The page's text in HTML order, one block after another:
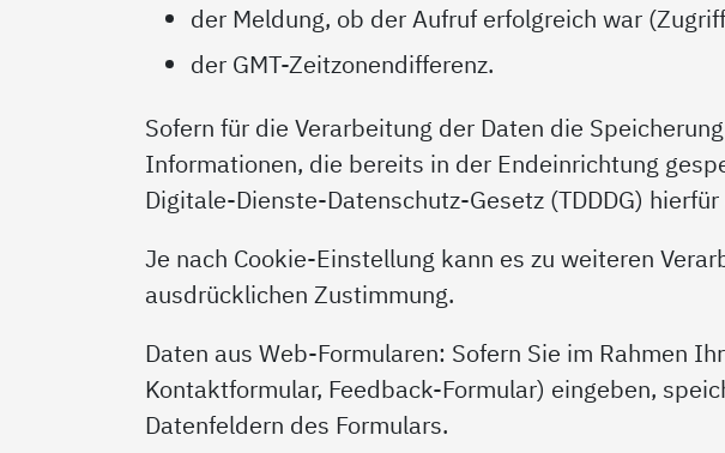
der Meldung, ob der Aufruf erfolgreich war
der GMT-Zeitzonendifferenz.
Sofern für die Verarbeitung der Daten die
Informationen, die bereits in der Endeinrichtung
Digitale-Dienste-Datenschutz-Gesetz (TDDDG)
Je nach Cookie-Einstellung kann es zu weiteren
ausdrücklichen Zustimmung.
Daten aus Web-Formularen: Sofern Sie im Rahmen
Kontaktformular, Feedback-Formular) eingeben,
Datenfeldern des Formulars.